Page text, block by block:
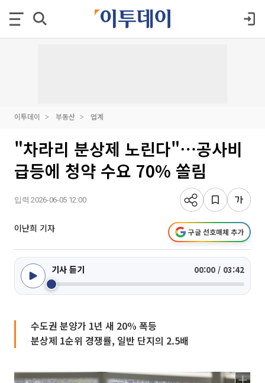
이투데이 부동산 업계
"차라리 분상제 노린다"⋯공사비
급등에 청약 수요 70% 쏠림
입력 2026-06-05 12:00
이난희 기자 구글 선호매체 추가
기사 듣기 00:00 / 03:42
수도권 분양가 1년 새 20% 폭등
분상제 1순위 경쟁률, 일반 단지의 2.5배